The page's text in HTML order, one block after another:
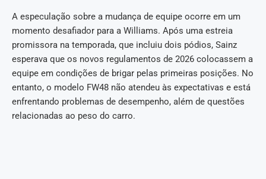
A especulação sobre a mudança de equipe ocorre em um
momento desafiador para a Williams. Após uma estreia
promissora na temporada, que incluiu dois pódios, Sainz
esperava que os novos regulamentos de 2026 colocassem a
equipe em condições de brigar pelas primeiras posições. No
entanto, o modelo FW48 não atendeu às expectativas e está
enfrentando problemas de desempenho, além de questões
relacionadas ao peso do carro.